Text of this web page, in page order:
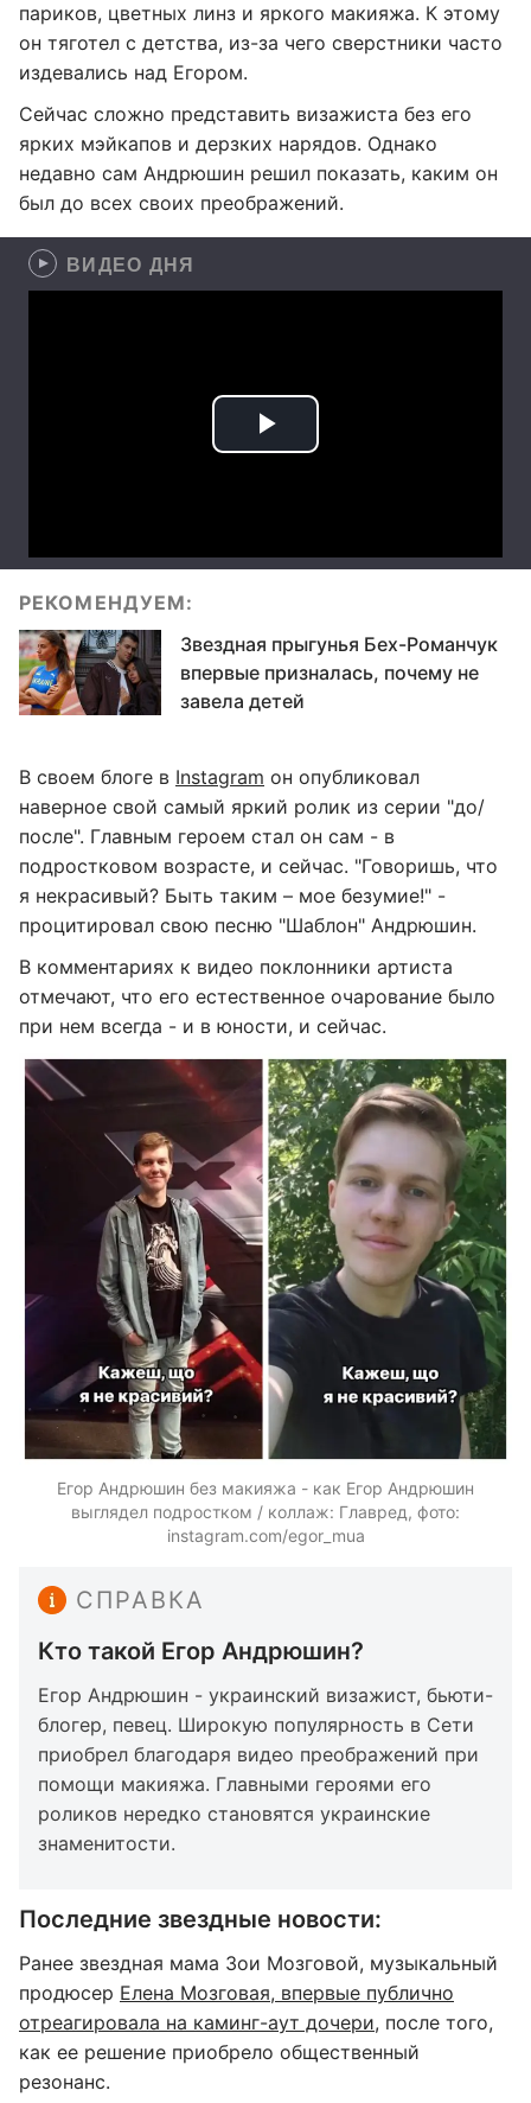
париков, цветных линз и яркого макияжа. К этому
он тяготел с детства, из-за чего сверстники часто
издевались над Егором.
Сейчас сложно представить визажиста без его
ярких мэйкапов и дерзких нарядов. Однако
недавно сам Андрюшин решил показать, каким он
был до всех своих преображений.
ВИДЕО ДНЯ
РЕКОМЕНДУЕМ:
Звездная прыгунья Бех-Романчук
впервые призналась, почему не
завела детей
В своем блоге в Instagram он опубликовал
наверное свой самый яркий ролик из серии "до/
после". Главным героем стал он сам - в
подростковом возрасте, и сейчас. "Говоришь, что
я некрасивый? Быть таким – мое безумие!" -
процитировал свою песню "Шаблон" Андрюшин.
В комментариях к видео поклонники артиста
отмечают, что его естественное очарование было
при нем всегда - и в юности, и сейчас.
Егор Андрюшин без макияжа - как Егор Андрюшин
выглядел подростком / коллаж: Главред, фото:
instagram.com/egor_mua
СПРАВКА
Кто такой Егор Андрюшин?
Егор Андрюшин - украинский визажист, бьюти-
блогер, певец. Широкую популярность в Сети
приобрел благодаря видео преображений при
помощи макияжа. Главными героями его
роликов нередко становятся украинские
знаменитости.
Последние звездные новости:
Ранее звездная мама Зои Мозговой, музыкальный
продюсер Елена Мозговая, впервые публично
отреагировала на каминг-аут дочери, после того,
как ее решение приобрело общественный
резонанс.